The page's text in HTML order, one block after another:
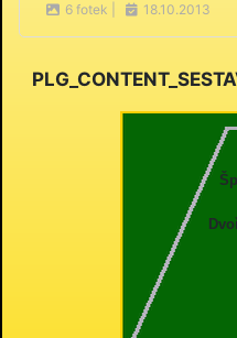
6 fotek | 18.10.2013